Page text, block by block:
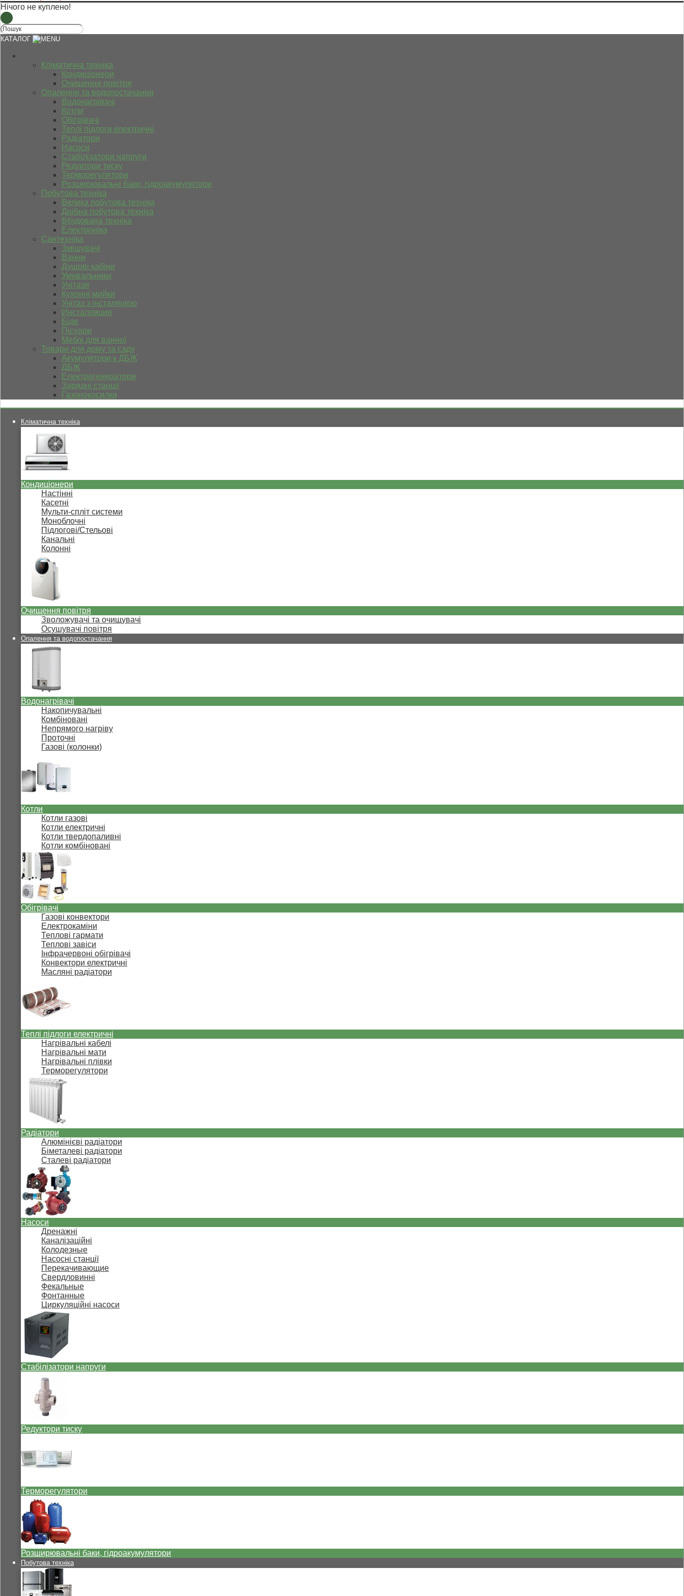
Нічого не куплено!
КАТАЛОГ
Кліматична техніка
Кондиціонери
Очищення повітря
Опалення та водопостачання
Водонагрівачі
Котли
Обігрівачі
Теплі підлоги електричні
Радіатори
Насоси
Стабілізатори напруги
Редуктори тиску
Терморегулятори
Розширювальні баки, гідроакумулятори
Побутова техніка
Велика побутова техніка
Дрібна побутова техніка
Вбудована техніка
Електроніка
Сантехніка
Змішувачі
Ванни
Душові кабіни
Умивальники
Унітази
Кухонні мийки
Унітаз з інсталяцією
Инсталляция
Біде
Пісуари
Меблі для ванної
Товари для дому та саду
Акумулятори к ДБЖ
ДБЖ
Електрогенератори
Зарядні станції
Газонокосилки
Кліматична техніка
Кондиціонери
Настінні
Касетні
Мульти-спліт системи
Моноблочні
Підлогові/Стельові
Канальні
Колонні
Очищення повітря
Зволожувачі та очищувачі
Осушувачі повітря
Опалення та водопостачання
Водонагрівачі
Накопичувальні
Комбіновані
Непрямого нагріву
Проточні
Газові (колонки)
Котли
Котли газові
Котли електричні
Котли твердопаливні
Котли комбіновані
Обігрівачі
Газові конвектори
Електрокаміни
Теплові гармати
Теплові завіси
Інфрачервоні обігрівачі
Конвектори електричні
Масляні радіатори
Теплі підлоги електричні
Нагрівальні кабелі
Нагрівальні мати
Нагрівальні плівки
Терморегулятори
Радіатори
Алюмінієві радіатори
Біметалеві радіатори
Сталеві радіатори
Насоси
Дренажні
Каналізаційні
Колодезные
Насосні станції
Перекачивающие
Свердловинні
Фекальные
Фонтанные
Циркуляційні насоси
Стабілізатори напруги
Редуктори тиску
Терморегулятори
Розширювальні баки, гідроакумулятори
Побутова техніка